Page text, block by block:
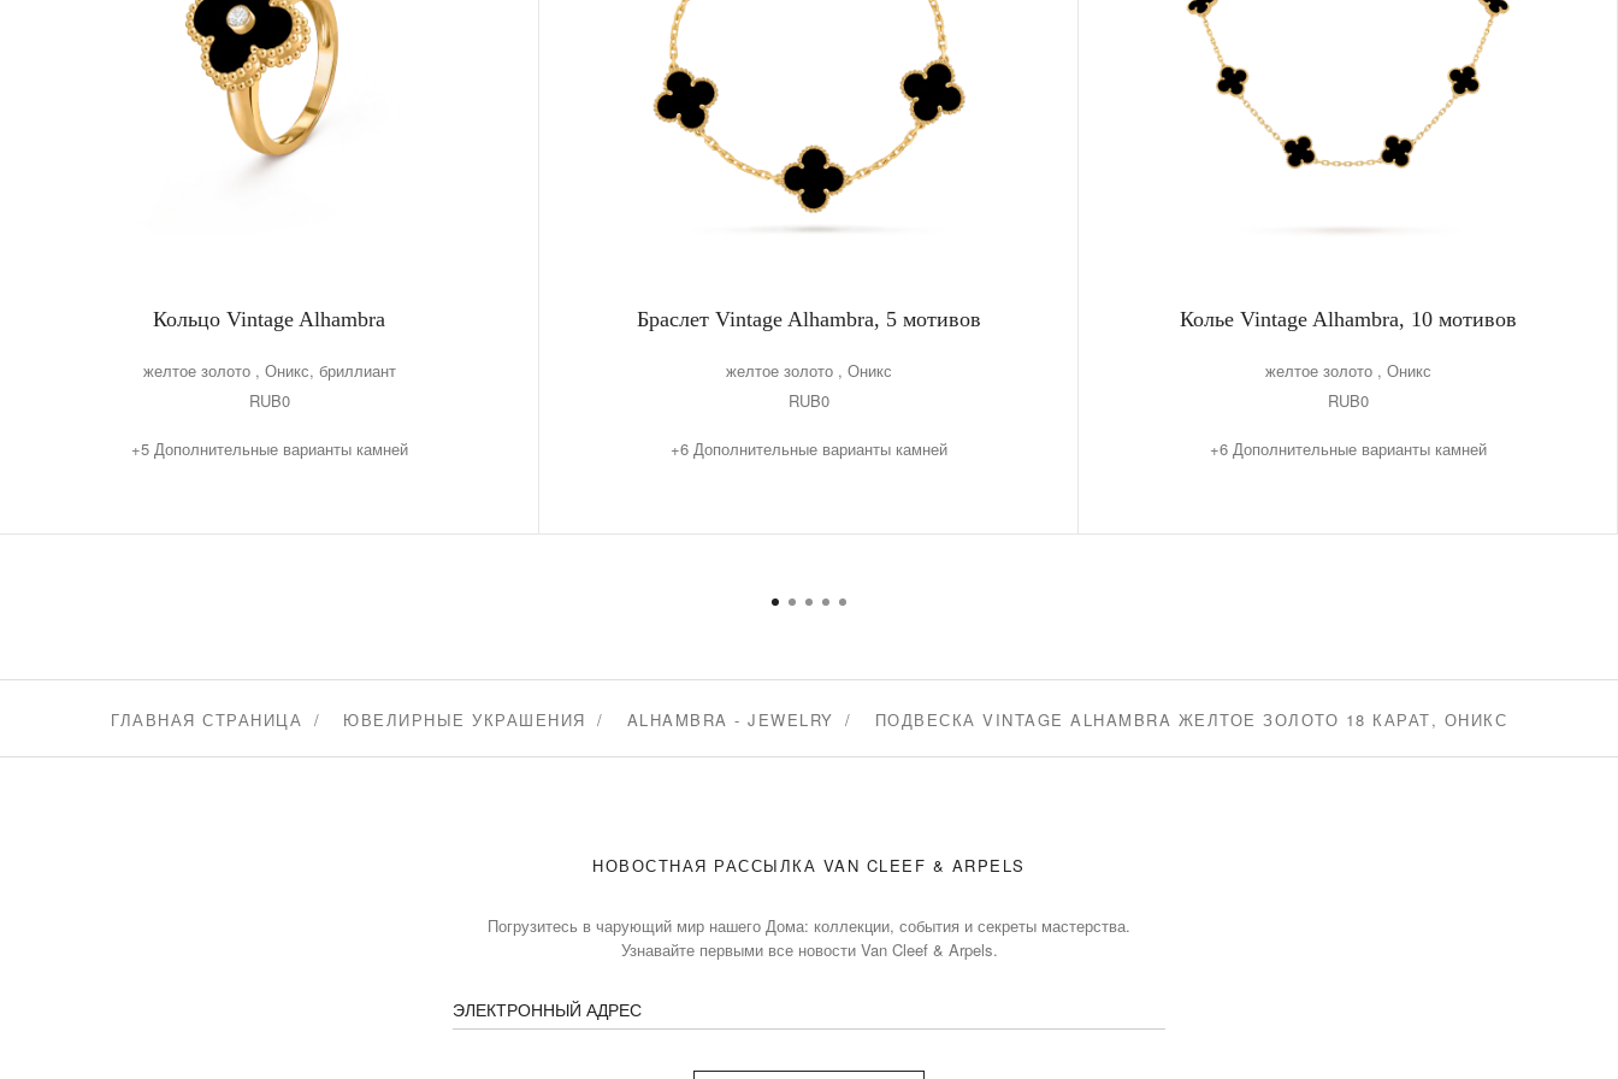
Кольцо Vintage Alhambra
желтое золото , Оникс, бриллиант
RUB0
+5 Дополнительные варианты камней
Браслет Vintage Alhambra, 5 мотивов
желтое золото , Оникс
RUB0
+6 Дополнительные варианты камней
Колье Vintage Alhambra, 10 мотивов
желтое золото , Оникс
RUB0
+6 Дополнительные варианты камней
ГЛАВНАЯ СТРАНИЦА ЮВЕЛИРНЫЕ УКРАШЕНИЯ ALHAMBRA - JEWELRY ПОДВЕСКА VINTAGE ALHAMBRA ЖЕЛТОЕ ЗОЛОТО 18 КАРАТ, ОНИКС
НОВОСТНАЯ РАССЫЛКА VAN CLEEF & ARPELS
Погрузитесь в чарующий мир нашего Дома: коллекции, события и секреты мастерства.
Узнавайте первыми все новости Van Cleef & Arpels.
ЭЛЕКТРОННЫЙ АДРЕС